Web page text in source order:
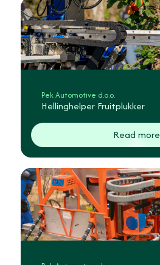
Pek Automotive d.o.o.
Hellinghelper Fruitplukker
Read more